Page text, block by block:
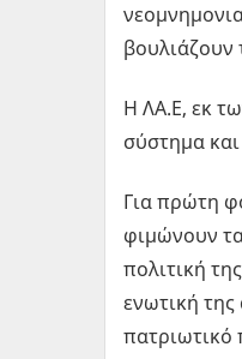
Η ΛΑ.Ε, εκ
σύστημα
Για πρώτη
φιμώνουν
πολιτική
ενωτική
πατριωτικό